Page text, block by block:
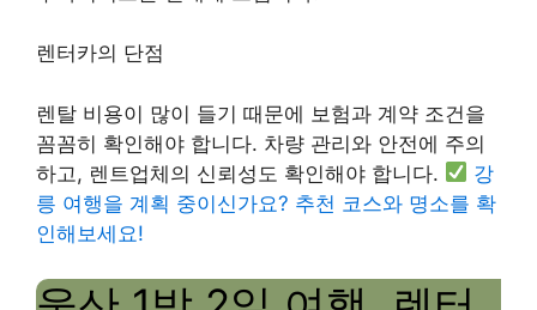
렌터카의 단점
렌탈 비용이 많이 들기 때문에 보험과 계약 조건을
꼼꼼히 확인해야 합니다. 차량 관리와 안전에 주의
하고, 렌트업체의 신뢰성도 확인해야 합니다.
강
릉 여행을 계획 중이신가요? 추천 코스와 명소를 확
인해보세요!